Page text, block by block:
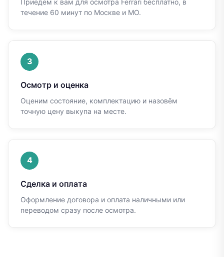
течение 60 минут по Москве и МО.
3
Осмотр и оценка
Оценим состояние, комплектацию и назовём
точную цену выкупа на месте.
4
Сделка и оплата
Оформление договора и оплата наличными или
переводом сразу после осмотра.